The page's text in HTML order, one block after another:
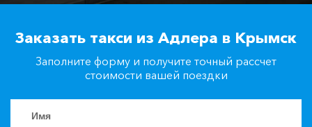
+7(861)217-90-04
Заказать такси из Адлера в Крымск
Заполните форму и получите точный рассчет
стоимости вашей поездки